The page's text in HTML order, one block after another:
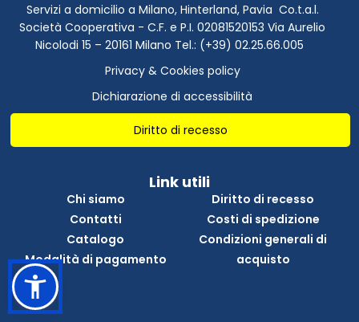
Servizi a domicilio a Milano, Hinterland, Pavia Co.t.a.l.
Società Cooperativa - C.F. e P.I. 02081520153 Via Aurelio
Nicolodi 15 – 20161 Milano Tel.: (+39) 02.25.66.005
Privacy & Cookies policy
Dichiarazione di accessibilità
Diritto di recesso
Link utili
Chi siamo
Contatti
Catalogo
Modalità di pagamento
Diritto di recesso
Costi di spedizione
Condizioni generali di
acquisto